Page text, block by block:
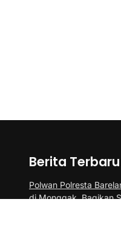
Berita Terbaru
Polwan Polresta
di Monggak, Bagikan